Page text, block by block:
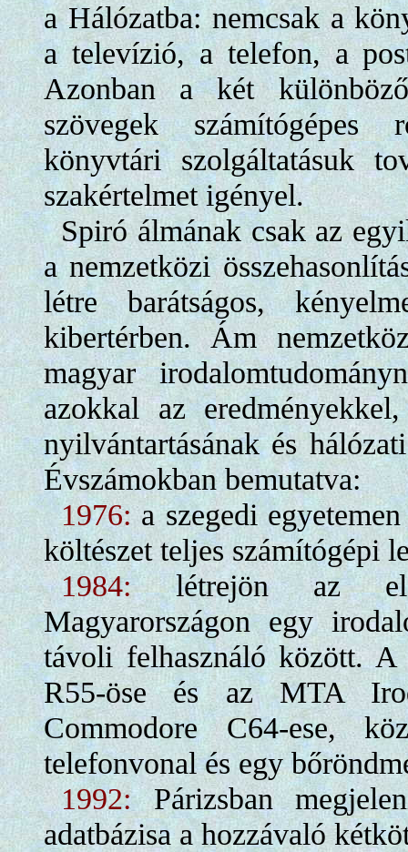
a Hálózatba: nemcsak a
a televízió, a telefon, a
Azonban a két
szövegek számítógépes
könyvtári szolgáltatásuk
szakértelmet igényel.
Spiró álmának csak az
a nemzetközi
létre barátságos,
kibertérben. Ám
magyar
azokkal az
nyilvántartásának és
Évszámokban bemutatva:
1976:a szegedi
költészet teljes számítógépi
1984:létrejön az első
Magyarországon egy
távoli felhasználó között.
R55-öse és az MTA
Commodore C64-ese,
telefonvonal és egy
1992:Párizsban
adatbázisa a hozzávaló